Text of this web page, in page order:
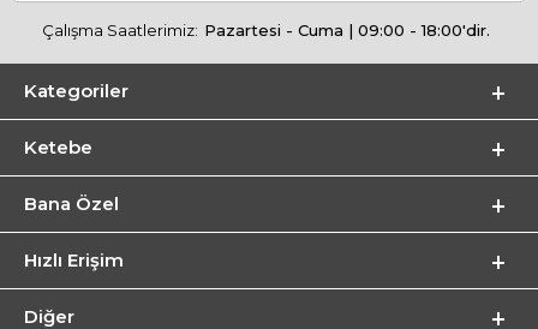
Çalışma Saatlerimiz: Pazartesi - Cuma | 09:00 - 18:00'dir.
Kategoriler
Ketebe
Bana Özel
Hızlı Erişim
Diğer